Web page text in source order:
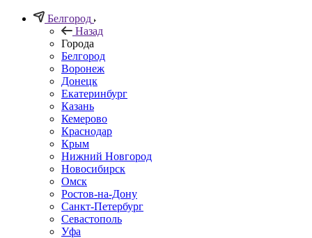
Белгород
Назад
Города
Белгород
Воронеж
Донецк
Екатеринбург
Казань
Кемерово
Краснодар
Крым
Нижний Новгород
Новосибирск
Омск
Ростов-на-Дону
Санкт-Петербург
Севастополь
Уфа